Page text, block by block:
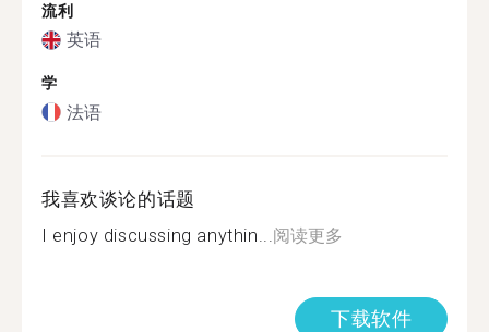
流利
英语
学
法语
我喜欢谈论的话题
I enjoy discussing anythin... 阅读更多
下载软件